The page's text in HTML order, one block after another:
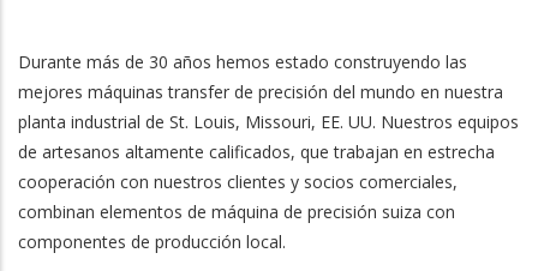
Durante más de 30 años hemos estado construyendo las
mejores máquinas transfer de precisión del mundo en nuestra
planta industrial de St. Louis, Missouri, EE. UU. Nuestros equipos
de artesanos altamente calificados, que trabajan en estrecha
cooperación con nuestros clientes y socios comerciales,
combinan elementos de máquina de precisión suiza con
componentes de producción local.